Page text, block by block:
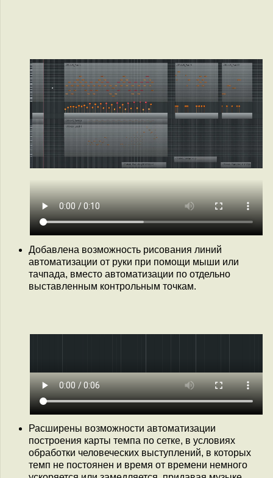
Добавлена возможность рисования линий
автоматизации от руки при помощи мыши или
тачпада, вместо автоматизации по отдельно
выставленным контрольным точкам.
Расширены возможности автоматизации
построения карты темпа по сетке, в условиях
обработки человеческих выступлений, в которых
темп не постоянен и время от времени немного